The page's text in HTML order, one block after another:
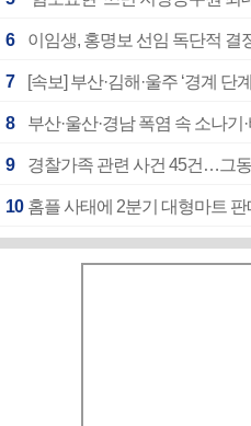
6 이임생, 홍명보 선임 독단적
7 [속보] 부산·김해·울주 ‘경계
8 부산·울산·경남 폭염 속 소나
9 경찰가족 관련 사건 45건…그
10 홈플 사태에 2분기 대형마트